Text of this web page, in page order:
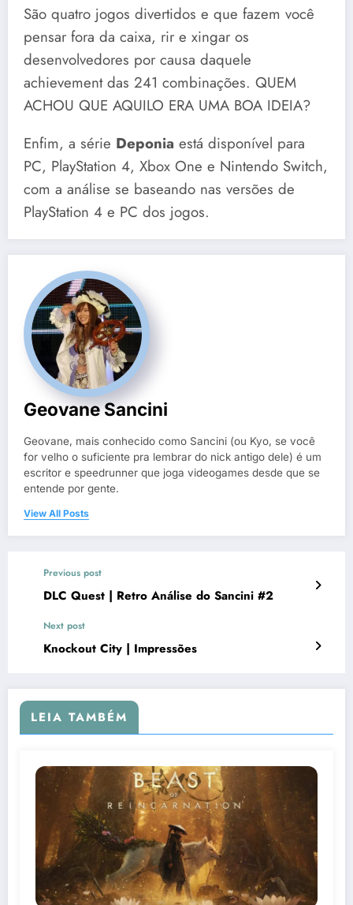
São quatro jogos divertidos e que fazem você
pensar fora da caixa, rir e xingar os
desenvolvedores por causa daquele
achievement das 241 combinações. QUEM
ACHOU QUE AQUILO ERA UMA BOA IDEIA?
Enfim, a série Deponia está disponível para
PC, PlayStation 4, Xbox One e Nintendo Switch,
com a análise se baseando nas versões de
PlayStation 4 e PC dos jogos.
Geovane Sancini
Geovane, mais conhecido como Sancini (ou Kyo, se você
for velho o suficiente pra lembrar do nick antigo dele) é um
escritor e speedrunner que joga videogames desde que se
entende por gente.
View All Posts
Previous post
DLC Quest | Retro Análise do Sancini #2
Next post
Knockout City | Impressões
LEIA TAMBÉM